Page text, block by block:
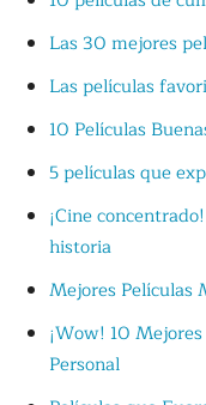
Las 30 mejores
Las películas
10 Películas
5 películas que
¡Cine
historia
Mejores Películas
¡Wow! 10
Personal